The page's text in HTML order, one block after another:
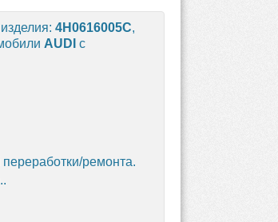
4H0616005C,
AUDI с
ремонта.